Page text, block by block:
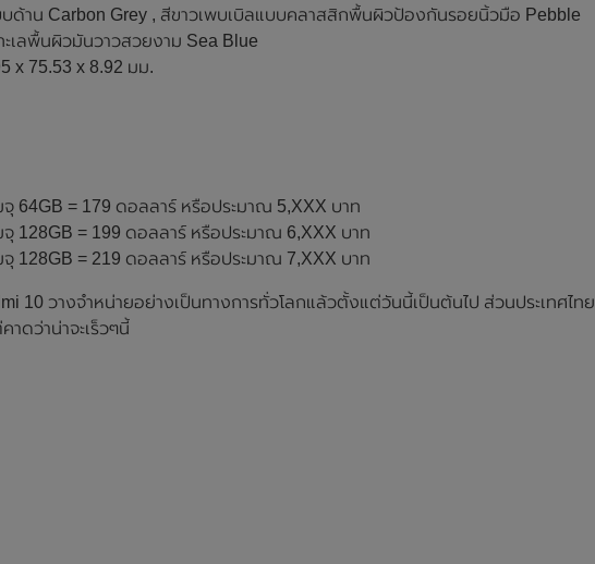
บด้าน Carbon Grey , สีขาวเพบเบิลแบบคลาสสิกพื้นผิวป้องกันรอยนิ้วมือ Pebble
ะเลพื้นผิวมันวาวสวยงาม Sea Blue
x 75.53 x 8.92 มม.
จุ 64GB = 179 ดอลลาร์ หรือประมาณ 5,XXX บาท
จุ 128GB = 199 ดอลลาร์ หรือประมาณ 6,XXX บาท
จุ 128GB = 219 ดอลลาร์ หรือประมาณ 7,XXX บาท
10 วางจำหน่ายอย่างเป็นทางการทั่วโลกแล้วตั้งแต่วันนี้เป็นต้นไป ส่วนประเทศไทย
ดว่าน่าจะเร็วๆนี้